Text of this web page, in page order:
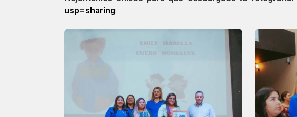
usp=sharing